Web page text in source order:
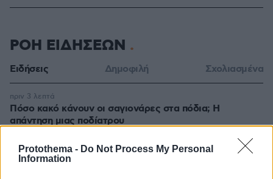
Protothema - Do Not Process My Personal
Information
ΡΟΗ ΕΙΔΗΣΕΩΝ
Ειδήσεις Δημοφιλή Σχολιασμένα
Πόσο κακό κάνουν οι σαγιονάρες στα πόδια; Η
απάντηση μιας ποδίατρου
πριν 3 λεπτά
«Πίστευα ότι στα 40 η ζωή μου θα έχει μπει σε τάξη.
Δεν έχει και δεν πειράζει»